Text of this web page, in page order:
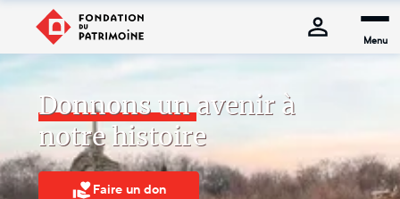
Menu
Donnons un avenir à
notre histoire
Faire un don